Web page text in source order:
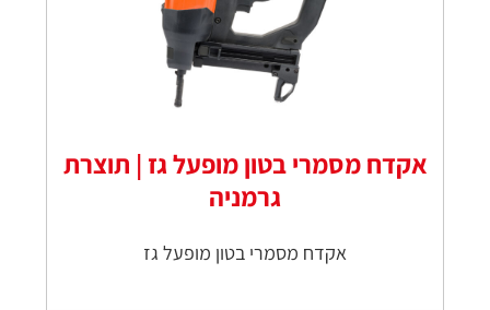
אקדח מסמרי בטון מופעל גז | תוצרת
גרמניה
אקדח מסמרי בטון מופעל גז